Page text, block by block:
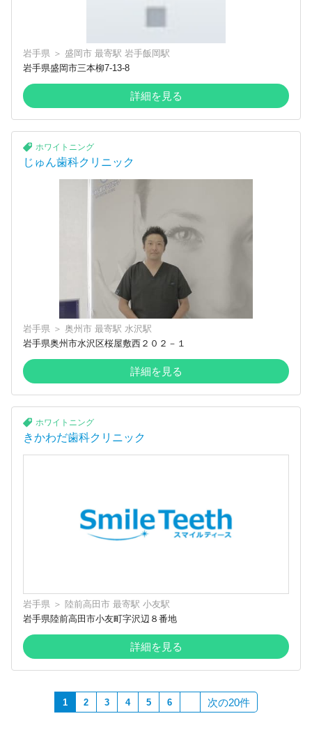
岩手県 ＞ 盛岡市 最寄駅 岩手飯岡駅
岩手県盛岡市三本柳7-13-8
詳細を見る
ホワイトニング
じゅん歯科クリニック
岩手県 ＞ 奥州市 最寄駅 水沢駅
岩手県奥州市水沢区桜屋敷西２０２－１
詳細を見る
ホワイトニング
きかわだ歯科クリニック
岩手県 ＞ 陸前高田市 最寄駅 小友駅
岩手県陸前高田市小友町字沢辺８番地
詳細を見る
1 2 3 4 5 6 次の20件